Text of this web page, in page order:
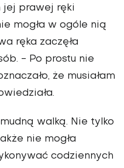
jej prawej ręki
mogła w ogóle nią
ręka zaczęła
- Po prostu nie
że musiałam
walką. Nie tylko
nie mogła
codziennych